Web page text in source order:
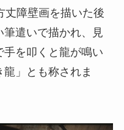
丈障壁画を描いた後
遣いで描かれ、見
手を叩くと龍が鳴い
」とも称されま